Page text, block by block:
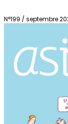
N°199 / septembre